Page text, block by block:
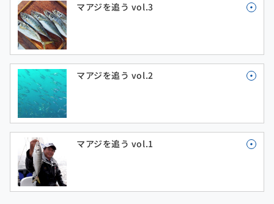
マアジを追う vol.3
マアジを追う vol.2
マアジを追う vol.1